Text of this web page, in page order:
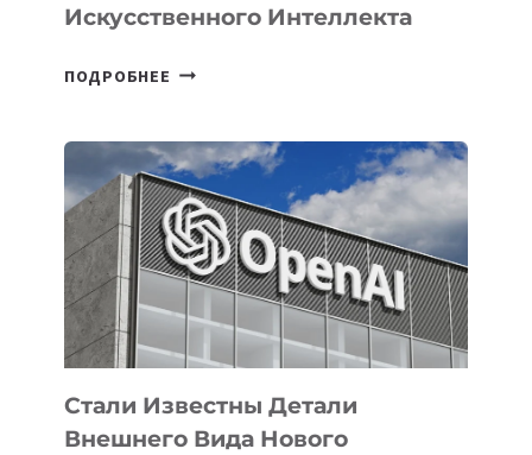
Искусственного Интеллекта
ПОДРОБНЕЕ В
ПРИОРИТЕТНЫЕ
ЗАДАЧИ
ПО
РАЗВИТИЮ
ЭКОСИСТЕМЫ
ИСКУССТВЕННОГО
ИНТЕЛЛЕКТА
Стали Известны Детали
Внешнего Вида Нового